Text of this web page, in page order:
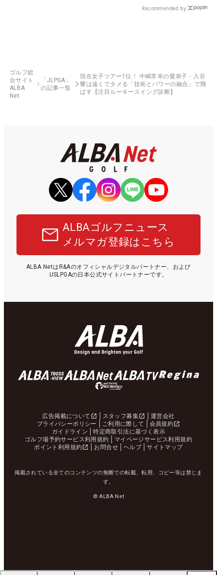
Recommended by
ゴルフ総
合サイト
ALBA
Net
「JLPGA」
の記事一覧
現在女子ツアー1位！ 中嶋常幸の愛弟子・入谷
響は遠くでタメる「技術とパワーの融合」で飛
ばす【注目ルーキースイング診断】
ALBAゴルフニュース
メルマガ登録はこちら
ALBA NetはR&Aのオフィシャルデジタルパートナー、および
USLPGAの日本公式サイトパートナーです。
広告掲載について スタッフ募集
運営会社
プライバシーポリシー
ご利用に際して
会員規約
ガイドライン
特定商取引法に基づく表示
ゴルフ場予約サービス利用規約
マイページサービス利用規約
ポイント利用規約
お問合せ ヘルプ サイトマップ
掲載されている全てのコンテンツの無断での転載、転用、コピー等は禁じま
す。
© ALBA Net